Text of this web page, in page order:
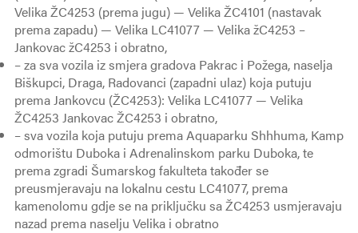
Velika ŽC4253 (prema jugu) — Velika ŽC4101 (nastavak
prema zapadu) — Velika LC41077 — Velika žC4253 –
Jankovac žC4253 i obratno,
– za sva vozila iz smjera gradova Pakrac i Požega, naselja
Biškupci, Draga, Radovanci (zapadni ulaz) koja putuju
prema Jankovcu (ŽC4253): Velika LC41077 — Velika
ŽC4253 Jankovac ŽC4253 i obratno,
– sva vozila koja putuju prema Aquaparku Shhhuma, Kamp
odmorištu Duboka i Adrenalinskom parku Duboka, te
prema zgradi Šumarskog fakulteta također se
preusmjeravaju na lokalnu cestu LC41077, prema
kamenolomu gdje se na priključku sa ŽC4253 usmjeravaju
nazad prema naselju Velika i obratno